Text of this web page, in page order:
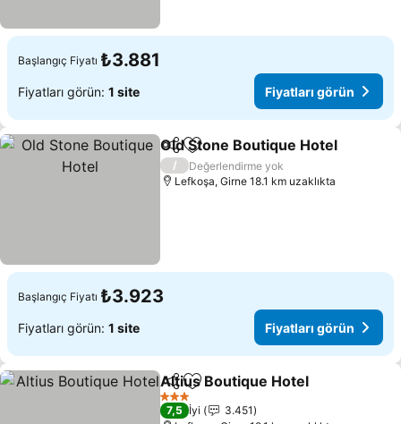
Başlangıç Fiyatı ₺3.881
Fiyatları görün: 1 site Fiyatları görün
PaylaşFavorilerime ekle
Old Stone Boutique Hotel
/
Değerlendirme yok
Lefkoşa, Girne 18.1 km uzaklıkta
Başlangıç Fiyatı ₺3.923
Fiyatları görün: 1 site Fiyatları görün
PaylaşFavorilerime ekle
Altius Boutique Hotel
3 Yıldız
7,5 İyi
3.451